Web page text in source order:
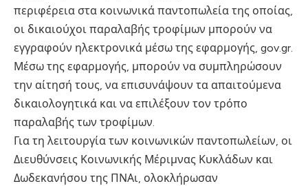
περιφέρεια στα κοινωνικά παντοπωλεία της οποίας,
οι δικαιούχοι παραλαβής τροφίμων μπορούν να
εγγραφούν ηλεκτρονικά μέσω της εφαρμογής, gov.gr.
Μέσω της εφαρμογής, μπορούν να συμπληρώσουν
την αίτησή τους, να επισυνάψουν τα απαιτούμενα
δικαιολογητικά και να επιλέξουν τον τρόπο
παραλαβής των τροφίμων.
Για τη λειτουργία των κοινωνικών παντοπωλείων, οι
Διευθύνσεις Κοινωνικής Μέριμνας Κυκλάδων και
Δωδεκανήσου της ΠΝΑι, ολοκλήρωσαν